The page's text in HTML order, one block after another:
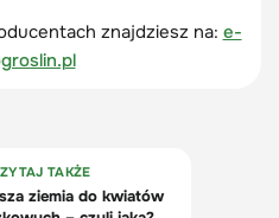
znajdziesz na: e-